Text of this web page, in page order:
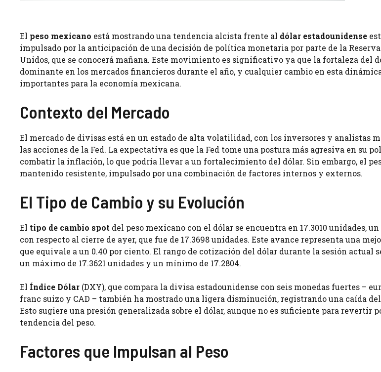
El peso mexicano está mostrando una tendencia alcista frente al dólar estadounidense
impulsado por la anticipación de una decisión de política monetaria por parte de la Reserva
Unidos, que se conocerá mañana. Este movimiento es significativo ya que la fortaleza del
dominante en los mercados financieros durante el año, y cualquier cambio en esta
importantes para la economía mexicana.
Contexto del Mercado
El mercado de divisas está en un estado de alta volatilidad, con los inversores y analistas
las acciones de la Fed. La expectativa es que la Fed tome una postura más agresiva en su
combatir la inflación, lo que podría llevar a un fortalecimiento del dólar. Sin embargo, el
mantenido resistente, impulsado por una combinación de factores internos y externos.
El Tipo de Cambio y su Evolución
El tipo de cambio spot del peso mexicano con el dólar se encuentra en 17.3010 unidades,
con respecto al cierre de ayer, que fue de 17.3698 unidades. Este avance representa una
que equivale a un 0.40 por ciento. El rango de cotización del dólar durante la sesión actual
un máximo de 17.3621 unidades y un mínimo de 17.2804.
El Índice Dólar (DXY), que compara la divisa estadounidense con seis monedas fuertes –
franc suizo y CAD – también ha mostrado una ligera disminución, registrando una caída del
Esto sugiere una presión generalizada sobre el dólar, aunque no es suficiente para revertir
tendencia del peso.
Factores que Impulsan al Peso